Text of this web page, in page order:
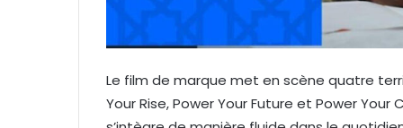
Le film de marque met en scène quatre
Your Rise, Power Your Future et Power Your